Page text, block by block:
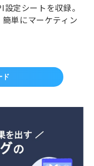
定シートを収録。
単にマーケティン
ド